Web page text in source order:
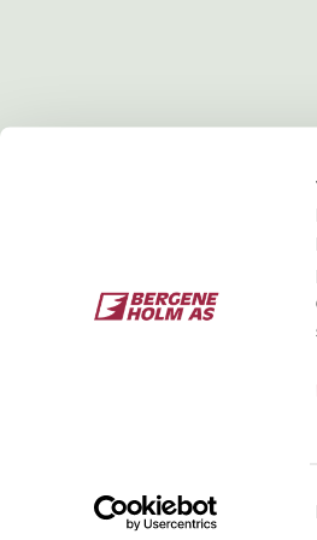
Bergene Holm AS